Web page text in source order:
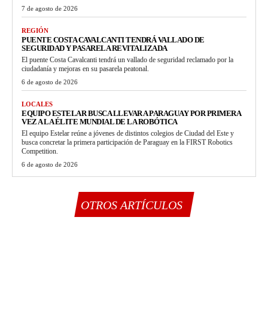
7 de agosto de 2026
REGIÓN
PUENTE COSTA CAVALCANTI TENDRÁ VALLADO DE
SEGURIDAD Y PASARELA REVITALIZADA
El puente Costa Cavalcanti tendrá un vallado de seguridad reclamado por la
ciudadanía y mejoras en su pasarela peatonal.
6 de agosto de 2026
LOCALES
EQUIPO ESTELAR BUSCA LLEVAR A PARAGUAY POR PRIMERA
VEZ A LA ÉLITE MUNDIAL DE LA ROBÓTICA
El equipo Estelar reúne a jóvenes de distintos colegios de Ciudad del Este y
busca concretar la primera participación de Paraguay en la FIRST Robotics
Competition.
6 de agosto de 2026
OTROS ARTÍCULOS